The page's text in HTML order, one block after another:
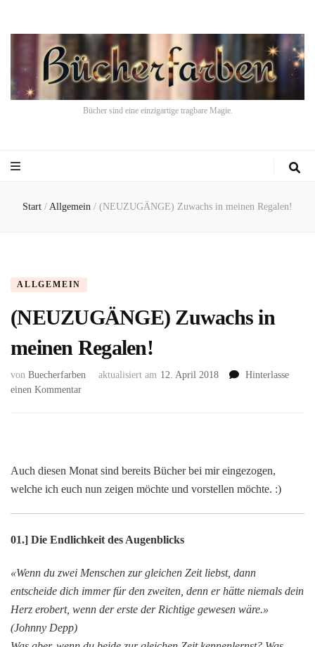
Bücher sind eine einzigartige tragbare Magie.
Start / Allgemein / (NEUZUGÄNGE) Zuwachs in meinen Regalen!
ALLGEMEIN
(NEUZUGÄNGE) Zuwachs in
meinen Regalen!
von Buecherfarben aktualisiert am 12. April 2018
Hinterlasse
einen Kommentarzu
Auch diesen Monat sind bereits Bücher bei mir eingezogen,
welche ich euch nun zeigen möchte und vorstellen möchte. :)
01.] Die Endlichkeit des Augenblicks
«Wenn du zwei Menschen zur gleichen Zeit liebst, dann
entscheide dich immer für den zweiten, denn er hätte niemals dein
Herz erobert, wenn der erste der Richtige gewesen wäre.»
(Johnny Depp)